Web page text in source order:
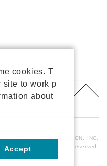
STARDUST PROMOTION, INC.
All rights reserved.
cookies. T
site to work p
about
Accept